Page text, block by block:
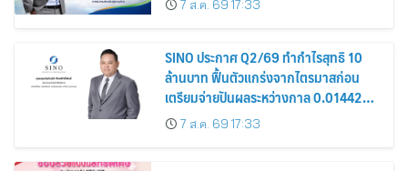
หุ้น
7 ส.ค. 69 17:33
SINO ประกาศ Q2/69 ทำกำไรสุทธิ 10
ล้านบาท ฟื้นตัวแกร่งจากไตรมาสก่อน
เตรียมจ่ายปันผลระหว่างกาล 0.014423
บาทต่อหุ้น ครึ่งปีหลังมุ่งเติบโตต่อเนื่อง
7 ส.ค. 69 17:33